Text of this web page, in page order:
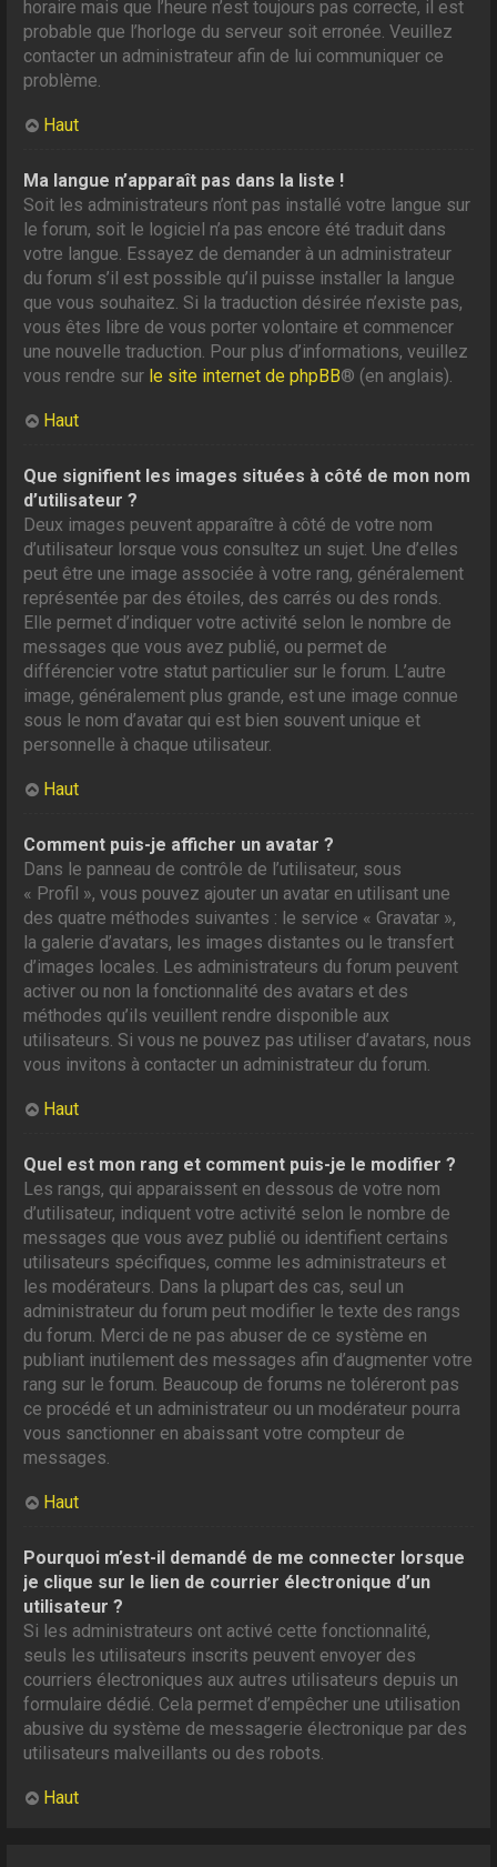
horaire mais que l’heure n’est toujours pas correcte, il est
probable que l’horloge du serveur soit erronée. Veuillez
contacter un administrateur afin de lui communiquer ce
problème.
Haut
Ma langue n’apparaît pas dans la liste !
Soit les administrateurs n’ont pas installé votre langue sur
le forum, soit le logiciel n’a pas encore été traduit dans
votre langue. Essayez de demander à un administrateur
du forum s’il est possible qu’il puisse installer la langue
que vous souhaitez. Si la traduction désirée n’existe pas,
vous êtes libre de vous porter volontaire et commencer
une nouvelle traduction. Pour plus d’informations, veuillez
vous rendre sur le site internet de phpBB® (en anglais).
Haut
Que signifient les images situées à côté de mon nom
d’utilisateur ?
Deux images peuvent apparaître à côté de votre nom
d’utilisateur lorsque vous consultez un sujet. Une d’elles
peut être une image associée à votre rang, généralement
représentée par des étoiles, des carrés ou des ronds.
Elle permet d’indiquer votre activité selon le nombre de
messages que vous avez publié, ou permet de
différencier votre statut particulier sur le forum. L’autre
image, généralement plus grande, est une image connue
sous le nom d’avatar qui est bien souvent unique et
personnelle à chaque utilisateur.
Haut
Comment puis-je afficher un avatar ?
Dans le panneau de contrôle de l’utilisateur, sous
« Profil », vous pouvez ajouter un avatar en utilisant une
des quatre méthodes suivantes : le service « Gravatar »,
la galerie d’avatars, les images distantes ou le transfert
d’images locales. Les administrateurs du forum peuvent
activer ou non la fonctionnalité des avatars et des
méthodes qu’ils veuillent rendre disponible aux
utilisateurs. Si vous ne pouvez pas utiliser d’avatars, nous
vous invitons à contacter un administrateur du forum.
Haut
Quel est mon rang et comment puis-je le modifier ?
Les rangs, qui apparaissent en dessous de votre nom
d’utilisateur, indiquent votre activité selon le nombre de
messages que vous avez publié ou identifient certains
utilisateurs spécifiques, comme les administrateurs et
les modérateurs. Dans la plupart des cas, seul un
administrateur du forum peut modifier le texte des rangs
du forum. Merci de ne pas abuser de ce système en
publiant inutilement des messages afin d’augmenter votre
rang sur le forum. Beaucoup de forums ne toléreront pas
ce procédé et un administrateur ou un modérateur pourra
vous sanctionner en abaissant votre compteur de
messages.
Haut
Pourquoi m’est-il demandé de me connecter lorsque
je clique sur le lien de courrier électronique d’un
utilisateur ?
Si les administrateurs ont activé cette fonctionnalité,
seuls les utilisateurs inscrits peuvent envoyer des
courriers électroniques aux autres utilisateurs depuis un
formulaire dédié. Cela permet d’empêcher une utilisation
abusive du système de messagerie électronique par des
utilisateurs malveillants ou des robots.
Haut